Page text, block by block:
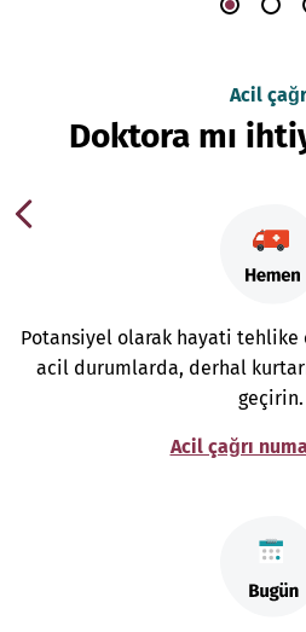
Acil
Doktora mı
Potansiyel olarak hayati
acil durumlarda, derhal
geçirin.
Acil çağrı